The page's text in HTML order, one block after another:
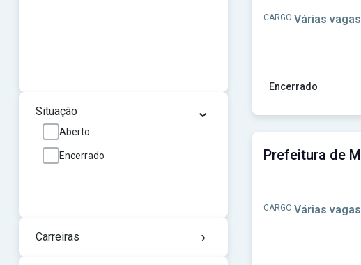
Situação ⌄
Aberto
Encerrado
Carreiras ›
Encerrado
CARGO:Várias vagas
CARGO:Várias vagas